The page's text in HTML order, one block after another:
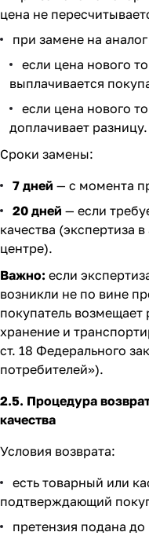
цена не
при замене на
если цена нового
выплачивается
если цена нового
доплачивает разницу.
Сроки замены:
7 дней — с момента
20 дней — если
качества (экспертиза
центре).
Важно: если
возникли не по вине
покупатель возмещает
хранение и
ст. 18 Федерального
потребителей»).
2.5. Процедура
качества
Условия возврата:
есть товарный или
подтверждающий
претензия подана